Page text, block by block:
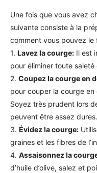
Une fois que vous avez
suivante consiste à la
comment vous pouvez le
1. Lavez la courge: Il est
pour éliminer toute
2. Coupez la courge en
pour couper la courge en
Soyez très prudent lors
peuvent être assez dures.
3. Évidez la courge:
graines et les fibres de
4. Assaisonnez la
d’huile d’olive, salez et